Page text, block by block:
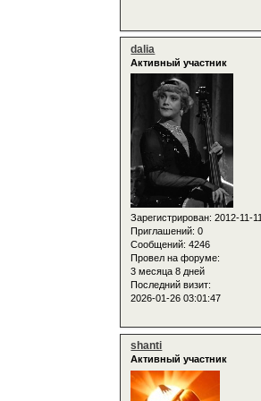
dalia
Активный участник
Зарегистрирован: 2012-11-11
Приглашений: 0
Сообщений: 4246
Провел на форуме:
3 месяца 8 дней
Последний визит:
2026-01-26 03:01:47
shanti
Активный участник